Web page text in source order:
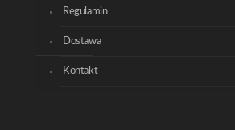
Regulamin
Dostawa
Kontakt